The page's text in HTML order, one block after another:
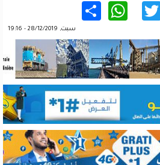
Facebook
Twitter
WhatsApp
سبت, 28/12/2019 - 19:16